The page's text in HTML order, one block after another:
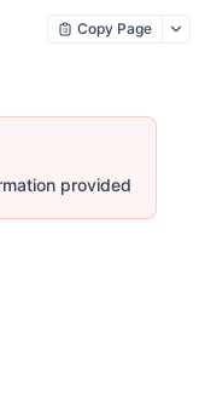
Copy Page
provided